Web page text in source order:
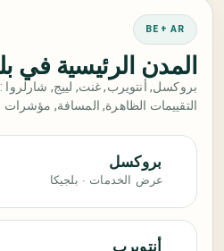
BE + AR
المدن الرئيسية في
بروكسل, أنتويرب, غنت, لييج, شارلروا :
التقييمات الظاهرة, المسافة, مؤشرات
بروكسل
عرض الخدمات · بلجيكا
أنتويرب